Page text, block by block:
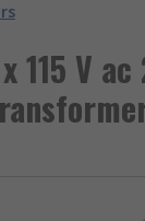
115 V